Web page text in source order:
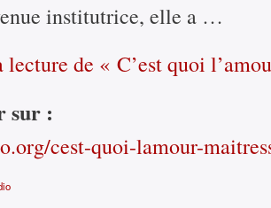
institutrice, elle a …
lecture de « C’est quoi
sur :
cest-quoi-lamour-